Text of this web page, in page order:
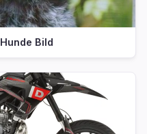
Bild